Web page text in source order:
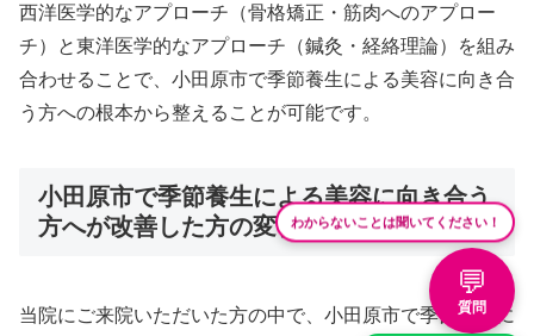
西洋医学的なアプローチ（骨格矯正・筋肉へのアプロー
チ）と東洋医学的なアプローチ（鍼灸・経絡理論）を組み
合わせることで、小田原市で季節養生による美容に向き合
う方への根本から整えることが可能です。
小田原市で季節養生による美容に向き合う
方へが改善した方の変化について
当院にご来院いただいた方の中で、小田原市で季節養生に
わからないことは聞いてください！
💬
質問